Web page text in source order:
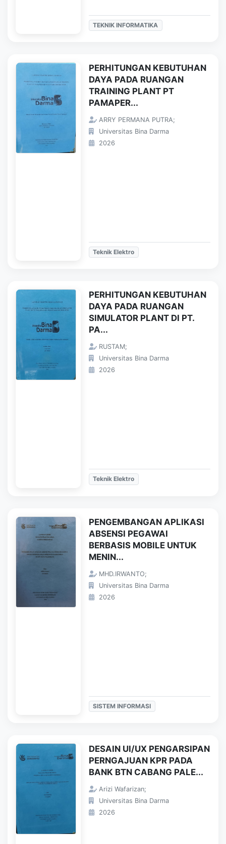
TEKNIK INFORMATIKA
PERHITUNGAN KEBUTUHAN
DAYA PADA RUANGAN
TRAINING PLANT PT
PAMAPER...
ARRY PERMANA PUTRA;
Universitas Bina Darma
2026
Teknik Elektro
PERHITUNGAN KEBUTUHAN
DAYA PADA RUANGAN
SIMULATOR PLANT DI PT.
PA...
RUSTAM;
Universitas Bina Darma
2026
Teknik Elektro
PENGEMBANGAN APLIKASI
ABSENSI PEGAWAI
BERBASIS MOBILE UNTUK
MENIN...
MHD.IRWANTO;
Universitas Bina Darma
2026
SISTEM INFORMASI
DESAIN UI/UX PENGARSIPAN
PERNGAJUAN KPR PADA
BANK BTN CABANG PALE...
Arizi Wafarizan;
Universitas Bina Darma
2026